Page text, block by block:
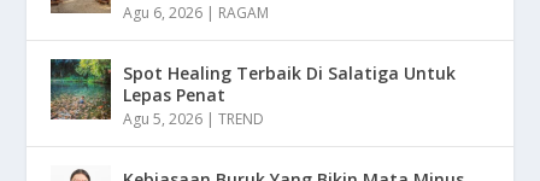
Agu 6, 2026 | RAGAM
Spot Healing Terbaik Di Salatiga Untuk
Lepas Penat
Agu 5, 2026 |TREND